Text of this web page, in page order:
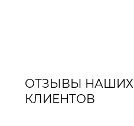
ОТЗЫВЫ НАШИХ
КЛИЕНТОВ